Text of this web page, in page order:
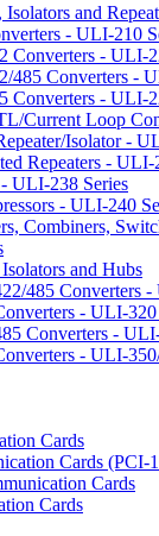
and
- ULI-210
Converters - ULI-
485 Converters -
Converters - ULI-
Current Loop
Isolator -
Repeaters - ULI-
ULI-238 Series
- ULI-240
Combiners,
and Hubs
485 Converters -
- ULI-320
Converters -
- ULI-
Cards
Cards (PCI-
Cards
Cards